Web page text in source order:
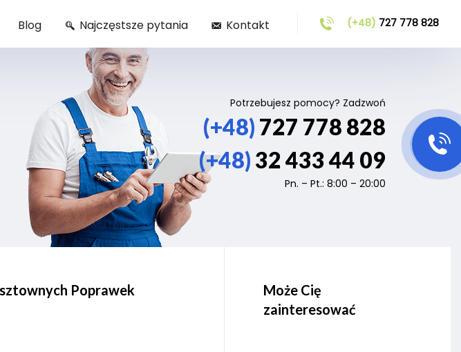
(+48) 727 778 828
Blog Najczęstsze pytania Kontakt
Potrzebujesz pomocy? Zadzwoń
(+48) 727 778 828
(+48) 32 433 44 09
Pn. – Pt.: 8:00 – 20:00
Poprawek
Może Cię
zainteresować